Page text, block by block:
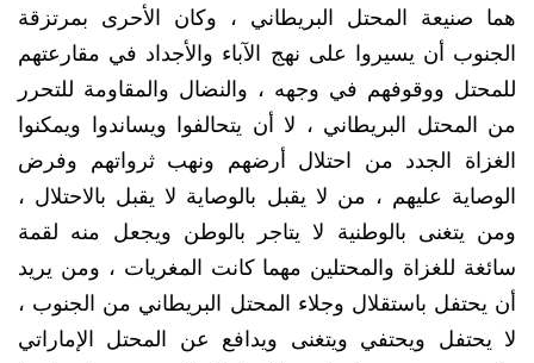
هما صنيعة المحتل البريطاني ، وكان الأحرى بمرتزقة
الجنوب أن يسيروا على نهج الآباء والأجداد في مقارعتهم
للمحتل ووقوفهم في وجهه ، والنضال والمقاومة للتحرر
من المحتل البريطاني ، لا أن يتحالفوا ويساندوا ويمكنوا
الغزاة الجدد من احتلال أرضهم ونهب ثرواتهم وفرض
الوصاية عليهم ، من لا يقبل بالوصاية لا يقبل بالاحتلال ،
ومن يتغنى بالوطنية لا يتاجر بالوطن ويجعل منه لقمة
سائغة للغزاة والمحتلين مهما كانت المغريات ، ومن يريد
أن يحتفل باستقلال وجلاء المحتل البريطاني من الجنوب ،
لا يحتفل ويحتفي ويتغنى ويدافع عن المحتل الإماراتي